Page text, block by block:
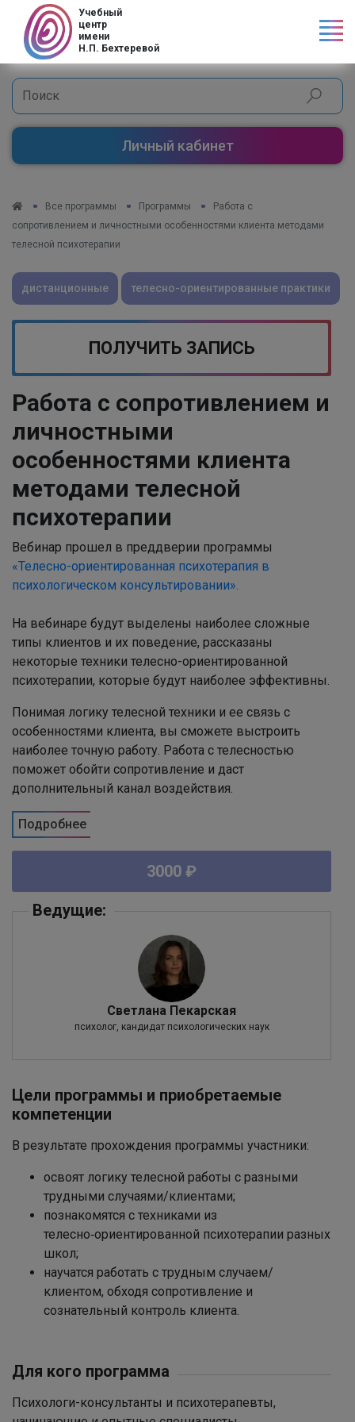
Учебный
центр
имени
Н.П. Бехтеревой
Личный кабинет
Все программы Программы
Работа с
сопротивлением и личностными особенностями клиента методами
телесной психотерапии
дистанционные телесно-ориентированные практики
ПОЛУЧИТЬ ЗАПИСЬ
Работа с сопротивлением и
личностными
особенностями клиента
методами телесной
психотерапии
Вебинар прошел в преддверии программы
«Телесно-ориентированная психотерапия в
психологическом консультировании».
На вебинаре будут выделены наиболее сложные
типы клиентов и их поведение, рассказаны
некоторые техники телесно-ориентированной
психотерапии, которые будут наиболее эффективны.
Понимая логику телесной техники и ее связь с
особенностями клиента, вы сможете выстроить
наиболее точную работу. Работа с телесностью
поможет обойти сопротивление и даст
дополнительный канал воздействия.
Подробнее
3000 ₽
Ведущие:
Светлана Пекарская
психолог, кандидат психологических наук
Цели программы и приобретаемые
компетенции
В результате прохождения программы участники:
освоят логику телесной работы с разными
трудными случаями/клиентами;
познакомятся с техниками из
телесно‑ориентированной психотерапии разных
школ;
научатся работать с трудным случаем/
клиентом, обходя сопротивление и
сознательный контроль клиента.
Для кого программа
Психологи-консультанты и психотерапевты,
Код страны